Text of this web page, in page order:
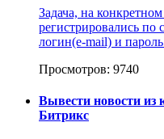
Задача, на
регистрировались по
логин(e-mail) и
Просмотров: 9740
Вывести новости из
Битрикс